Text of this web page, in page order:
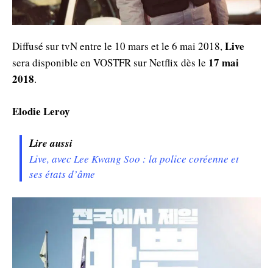
Diffusé sur tvN entre le 10 mars et le 6 mai 2018,Live
sera disponible en VOSTFR sur Netflix dès le 17 mai
2018.
Elodie Leroy
Lire aussi
Live, avec Lee Kwang Soo : la police coréenne et
ses états d’âme